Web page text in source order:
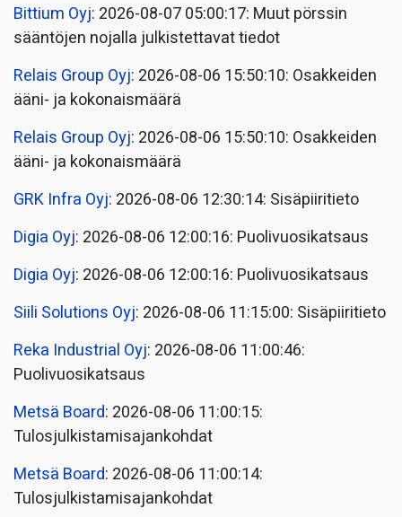
Bittium Oyj: 2026-08-07 05:00:17: Muut pörssin
sääntöjen nojalla julkistettavat tiedot
Relais Group Oyj: 2026-08-06 15:50:10: Osakkeiden
ääni- ja kokonaismäärä
Relais Group Oyj: 2026-08-06 15:50:10: Osakkeiden
ääni- ja kokonaismäärä
GRK Infra Oyj: 2026-08-06 12:30:14: Sisäpiiritieto
Digia Oyj: 2026-08-06 12:00:16: Puolivuosikatsaus
Digia Oyj: 2026-08-06 12:00:16: Puolivuosikatsaus
Siili Solutions Oyj: 2026-08-06 11:15:00: Sisäpiiritieto
Reka Industrial Oyj: 2026-08-06 11:00:46:
Puolivuosikatsaus
Metsä Board: 2026-08-06 11:00:15:
Tulosjulkistamisajankohdat
Metsä Board: 2026-08-06 11:00:14:
Tulosjulkistamisajankohdat